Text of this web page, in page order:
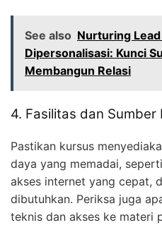
See also Nurturing
Dipersonalisasi: Kunci
Membangun Relasi
4. Fasilitas dan Sumber
Pastikan kursus
daya yang memadai,
akses internet yang cepat,
dibutuhkan. Periksa juga
teknis dan akses ke materi